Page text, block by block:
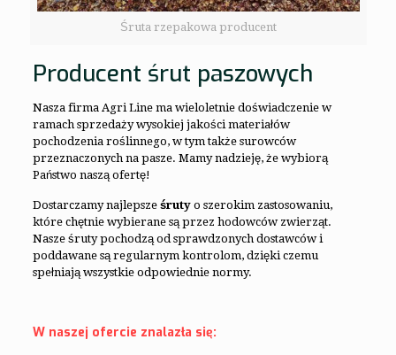
Śruta rzepakowa producent
Producent śrut paszowych
Nasza firma Agri Line ma wieloletnie doświadczenie w
ramach sprzedaży wysokiej jakości materiałów
pochodzenia roślinnego, w tym także surowców
przeznaczonych na pasze. Mamy nadzieję, że wybiorą
Państwo naszą ofertę!
Dostarczamy najlepsześruty o szerokim zastosowaniu,
które chętnie wybierane są przez hodowców zwierząt.
Nasze śruty pochodzą od sprawdzonych dostawców i
poddawane są regularnym kontrolom, dzięki czemu
spełniają wszystkie odpowiednie normy.
W naszej ofercie znalazła się: